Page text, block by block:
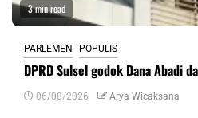
3 min read
PARLEMEN POPULIS
DPRD Sulsel godok Dana Abadi
06/08/2026 Arya Wicaksana